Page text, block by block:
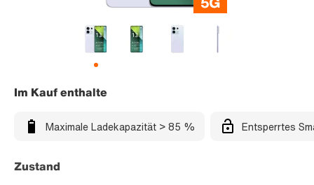
Im Kauf enthalte
Maximale Ladekapazität > 85 % Entsperrtes
Zustand